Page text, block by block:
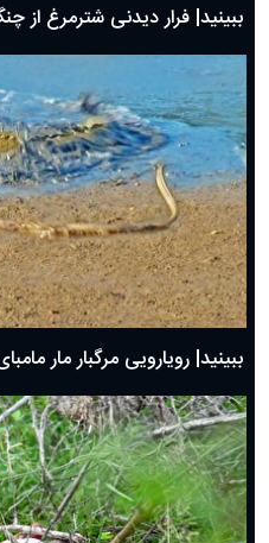
ببینید| فرار دیدنی شترمرغ از
ببینید| رویارویی مرگبار مار